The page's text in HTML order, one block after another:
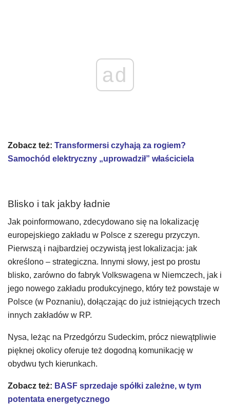
ad
Zobacz też: Transformersi czyhają za rogiem?
Samochód elektryczny „uprowadził” właściciela
Blisko i tak jakby ładnie
Jak poinformowano, zdecydowano się na lokalizację
europejskiego zakładu w Polsce z szeregu przyczyn.
Pierwszą i najbardziej oczywistą jest lokalizacja: jak
określono – strategiczna. Innymi słowy, jest po prostu
blisko, zarówno do fabryk Volkswagena w Niemczech, jak i
jego nowego zakładu produkcyjnego, który też powstaje w
Polsce (w Poznaniu), dołączając do już istniejących trzech
innych zakładów w RP.
Nysa, leżąc na Przedgórzu Sudeckim, prócz niewątpliwie
pięknej okolicy oferuje też dogodną komunikację w
obydwu tych kierunkach.
Zobacz też: BASF sprzedaje spółki zależne, w tym
potentata energetycznego